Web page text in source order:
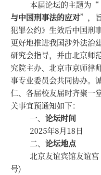
本届论坛的主题为“
与中国刑事法的应对”，
犯罪公约》生效后中国刑
更好地推进我国涉外法治
研究会指导，并由北京师
究院主办、北京市京师律
事专业委员会共同协办。
仁、各届校友届时齐聚一
关事宜预通知如下：
一、论坛时间
2025年8月18日
二、论坛地点
北京友谊宾馆友谊
号)